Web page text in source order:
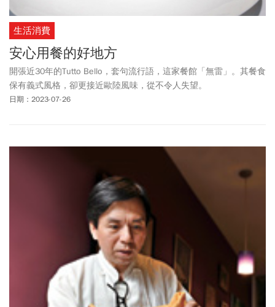
生活消費
安心用餐的好地方
開張近30年的Tutto Bello，套句流行語，這家餐館「無雷」。其餐食
保有義式風格，卻更接近歐陸風味，從不令人失望。
日期：2023-07-26